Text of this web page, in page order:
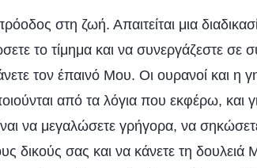
στη ζωή. Απαιτείται μια
το τίμημα και να συνεργάζεστε σε
τον έπαινό Μου. Οι ουρανοί και η
από τα λόγια που εκφέρω, και
να μεγαλώσετε γρήγορα, να
δικούς σας και να κάνετε τη δουλειά